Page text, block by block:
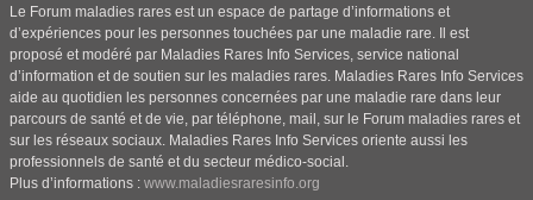
Le Forum maladies rares est un espace de partage d’informations et
d’expériences pour les personnes touchées par une maladie rare. Il est
proposé et modéré par Maladies Rares Info Services, service national
d’information et de soutien sur les maladies rares. Maladies Rares Info Services
aide au quotidien les personnes concernées par une maladie rare dans leur
parcours de santé et de vie, par téléphone, mail, sur le Forum maladies rares et
sur les réseaux sociaux. Maladies Rares Info Services oriente aussi les
professionnels de santé et du secteur médico-social.
Plus d’informations : www.maladiesraresinfo.org